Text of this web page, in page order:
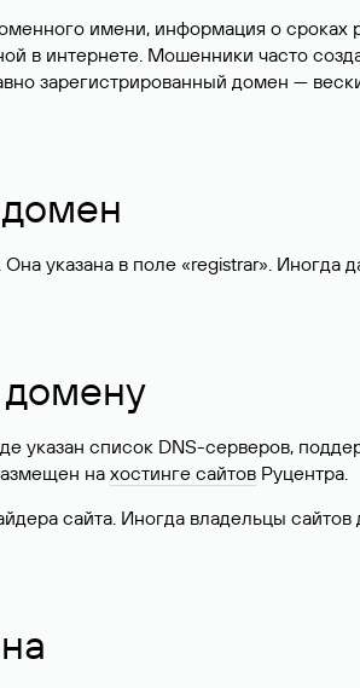
имени, информация о
в интернете. Мошенники часто
зарегистрированный домен —
домен
указана в поле «registrar». Иногда
домену
указан список DNS-серверов,
на хостинге сайтов Руцентра.
сайта. Иногда владельцы